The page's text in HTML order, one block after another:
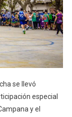
se llevó
especial
y el